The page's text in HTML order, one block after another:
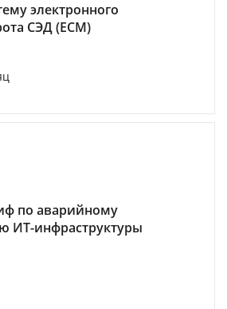
электронного
СЭД (ECM)
по аварийному
ИТ-инфраструктуры